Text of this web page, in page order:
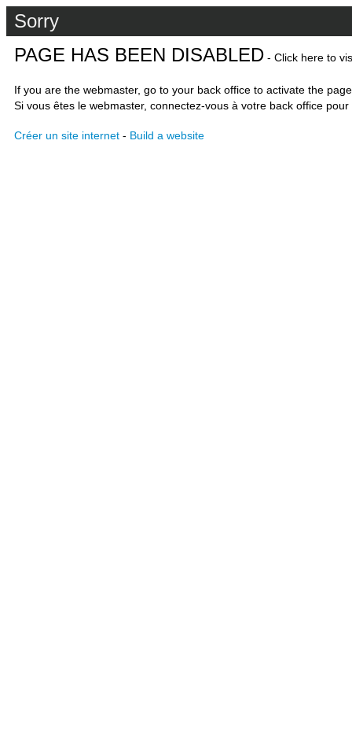
Sorry
PAGE HAS BEEN DISABLED - Click here to
If you are the webmaster, go to your back office to activate the
Si vous êtes le webmaster, connectez-vous à votre back office
Créer un site internet - Build a website